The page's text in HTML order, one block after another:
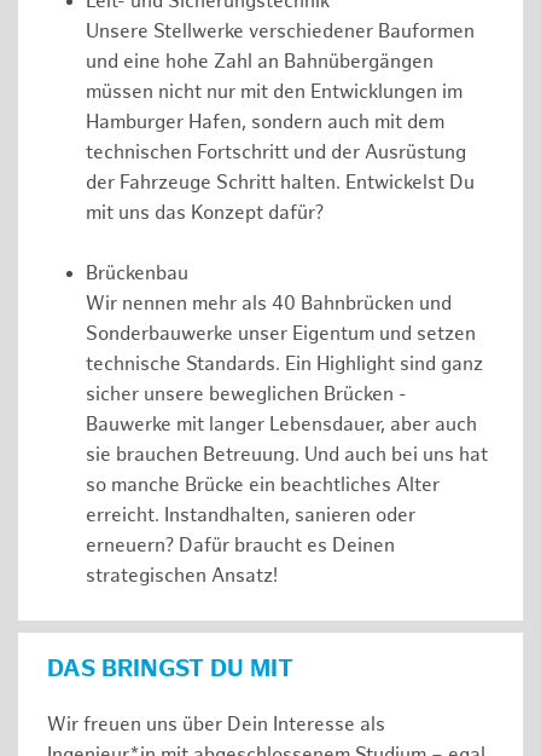
Unsere Stellwerke verschiedener Bauformen
und eine hohe Zahl an Bahnübergängen
müssen nicht nur mit den Entwicklungen im
Hamburger Hafen, sondern auch mit dem
technischen Fortschritt und der Ausrüstung
der Fahrzeuge Schritt halten. Entwickelst Du
mit uns das Konzept dafür?
Brückenbau
Wir nennen mehr als 40 Bahnbrücken und
Sonderbauwerke unser Eigentum und setzen
technische Standards. Ein Highlight sind ganz
sicher unsere beweglichen Brücken -
Bauwerke mit langer Lebensdauer, aber auch
sie brauchen Betreuung. Und auch bei uns hat
so manche Brücke ein beachtliches Alter
erreicht. Instandhalten, sanieren oder
erneuern? Dafür braucht es Deinen
strategischen Ansatz!
DAS BRINGST DU MIT
Wir freuen uns über Dein Interesse als